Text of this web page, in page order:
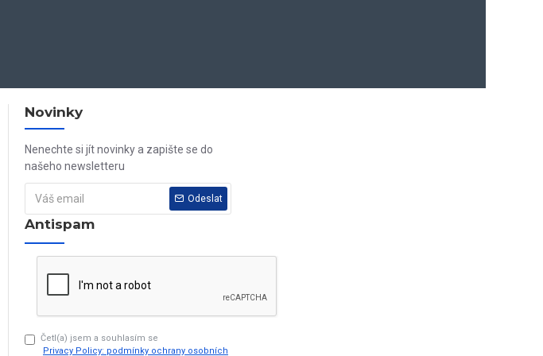
Novinky
Nenechte si jít novinky a zapište se do
našeho newsletteru
Odeslat
Antispam
Četl(a) jsem a souhlasím se
Privacy Policy: podmínky ochrany osobních